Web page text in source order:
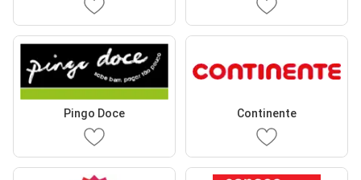
Pingo Doce Continente